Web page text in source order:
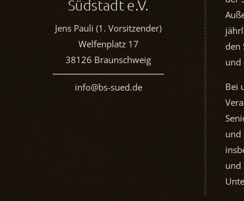
Südstadt e.V.
Jens Pauli (1. Vorsitzender)
Welfenplatz 17
38126 Braunschweig
info@bs-sued.de
den
und
Bei
und
und